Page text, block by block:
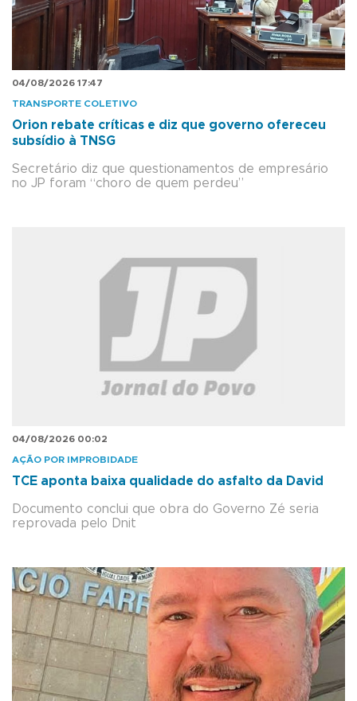
04/08/2026 17:47
TRANSPORTE COLETIVO
Orion rebate críticas e diz que governo ofereceu
subsídio à TNSG
Secretário diz que questionamentos de empresário
no JP foram “choro de quem perdeu”
04/08/2026 00:02
AÇÃO POR IMPROBIDADE
TCE aponta baixa qualidade do asfalto da David
Documento conclui que obra do Governo Zé seria
reprovada pelo Dnit